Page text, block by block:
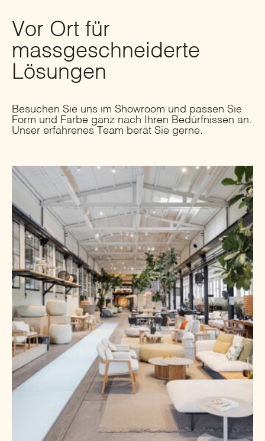
Vor Ort für
massgeschneiderte
Lösungen
Besuchen Sie uns im Showroom und passen Sie
Form und Farbe ganz nach Ihren Bedürfnissen an.
Unser erfahrenes Team berät Sie gerne.